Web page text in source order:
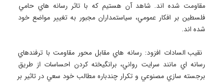
مقاومت شده اند. شاهد آن هستيم كه با تاثر رسانه هاي حامي
فلسطين بر افكار عمومي، سياستمداران مجبور به تغيير مواضع خود
نقيب السادات افزود: رسانه هاي مقابل محور مقاومت با ترفندهاي
رسانه اي مانند سرايت رواني، برانگيخته كردن احساسات از طريق
برجسته سازي مصنوعي و تكرار چندباره مطالب خود سعي در تاثير بر